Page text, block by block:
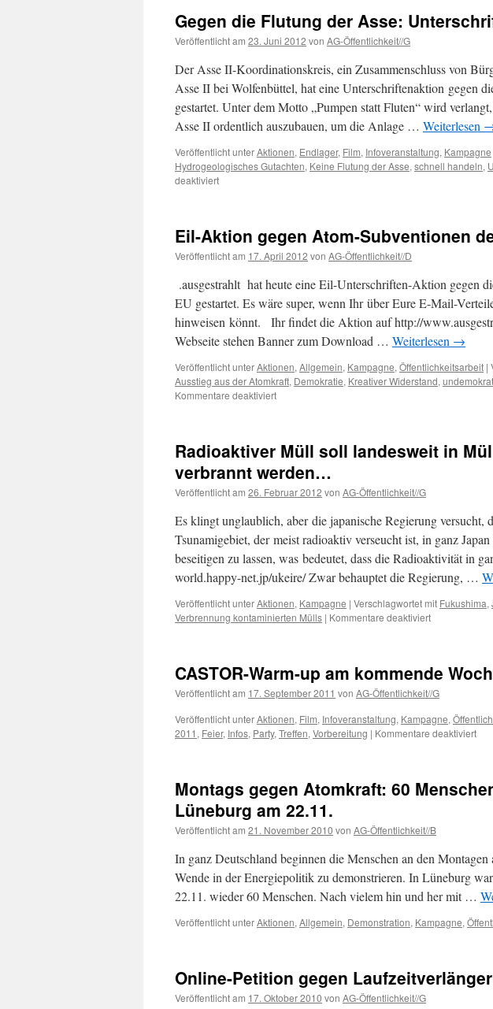
Gegen die Flutung der Asse:
Veröffentlicht am 23. Juni 2012 von AG-Öffentlichkeit//G
Der Asse II-Koordinationskreis, ein Zusammenschluss von
Asse II bei Wolfenbüttel, hat eine Unterschriftenaktion gegen
gestartet. Unter dem Motto „Pumpen statt Fluten“ wird
Asse II ordentlich auszubauen, um die Anlage … Weiterlesen
Veröffentlicht unterAktionen, Endlager, Film, Infoveranstaltung, Kampagne
Hydrogeologisches Gutachten, Keine Flutung der Asse, schnell handeln,
deaktiviertfür
der
Asse:
Unterschriftenaktion!
Eil-Aktion gegen Atom-Subventionen
Veröffentlicht am 17. April 2012 von AG-Öffentlichkeit//D
.ausgestrahlt hat heute eine Eil-Unterschriften-Aktion gegen
EU gestartet. Es wäre super, wenn Ihr über Eure E-Mail-
hinweisen könnt. Ihr findet die Aktion auf http://
Webseite stehen Banner zum Download … Weiterlesen →
Veröffentlicht unterAktionen, Allgemein, Kampagne, Öffentlichkeitsarbeit |
Ausstieg aus der Atomkraft, Demokratie, Kreativer Widerstand,
Kommentare deaktiviertfür
Atom-
Subventionen
der
EU
Radioaktiver Müll soll landesweit in
verbrannt werden…
Veröffentlicht am 26. Februar 2012 von AG-Öffentlichkeit//G
Es klingt unglaublich, aber die japanische Regierung versucht,
Tsunamigebiet, der meist radioaktiv verseucht ist, in ganz
beseitigen zu lassen, was bedeutet, dass die Radioaktivität in
world.happy-net.jp/ukeire/ Zwar behauptet die Regierung, …
Veröffentlicht unterAktionen, Kampagne | Verschlagwortet mit Fukushima,
Verbrennung kontaminierten Mülls | Kommentare deaktiviertfür
landesweit
in
verbrannt
werden…
CASTOR-Warm-up am kommende
Veröffentlicht am 17. September 2011 von AG-Öffentlichkeit//G
Veröffentlicht unterAktionen, Film, Infoveranstaltung, Kampagne,
2011 , Feier, Infos, Party, Treffen, Vorbereitung | Kommentare deaktiviertfür
am
Montags gegen Atomkraft: 60
Lüneburg am 22.11.
Veröffentlicht am 21. November 2010 von AG-Öffentlichkeit//B
In ganz Deutschland beginnen die Menschen an den
Wende in der Energiepolitik zu demonstrieren. In Lüneburg
22.11. wieder 60 Menschen. Nach vielem hin und her mit …
Veröffentlicht unterAktionen, Allgemein, Demonstration, Kampagne,
Online-Petition gegen
Veröffentlicht am 17. Oktober 2010 von AG-Öffentlichkeit//G